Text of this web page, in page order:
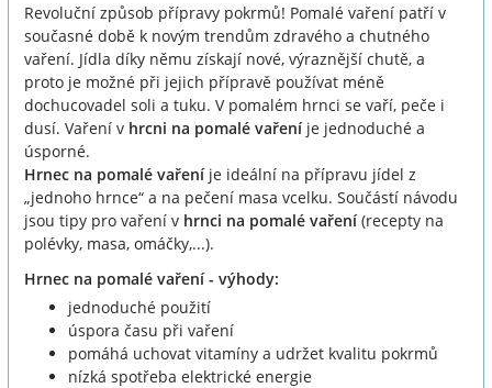
Revoluční způsob přípravy pokrmů! Pomalé vaření patří v
současné době k novým trendům zdravého a chutného
vaření. Jídla díky němu získají nové, výraznější chutě, a
proto je možné při jejich přípravě používat méně
dochucovadel soli a tuku. V pomalém hrnci se vaří, peče i
dusí. Vaření v hrcni na pomalé vařeníje jednoduché a
úsporné.
Hrnec na pomalé vařeníje ideální na přípravu jídel z
„jednoho hrnce“ a na pečení masa vcelku. Součástí návodu
jsou tipy pro vaření v hrnci na pomalé vaření(recepty na
polévky, masa, omáčky,...).
Hrnec na pomalé vaření - výhody:
jednoduché použití
úspora času při vaření
pomáhá uchovat vitamíny a udržet kvalitu pokrmů
nízká spotřeba elektrické energie